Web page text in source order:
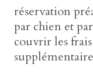
réservation
par chien et
couvrir les